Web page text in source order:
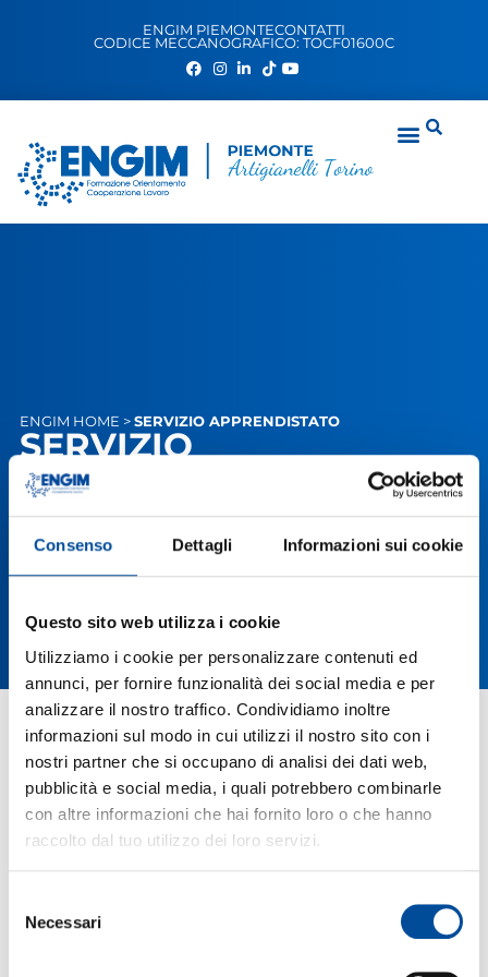
Consenso Dettagli Informazioni sui cookie
Questo sito web utilizza i cookie
Utilizziamo i cookie per personalizzare contenuti ed
annunci, per fornire funzionalità dei social media e per
analizzare il nostro traffico. Condividiamo inoltre
informazioni sul modo in cui utilizzi il nostro sito con i
nostri partner che si occupano di analisi dei dati web,
pubblicità e social media, i quali potrebbero combinarle
con altre informazioni che hai fornito loro o che hanno
raccolto dal tuo utilizzo dei loro servizi.
delNecessari
ENGIM PIEMONTECONTATTI
CODICE MECCANOGRAFICO: TOCF01600C
ENGIM HOME > SERVIZIO APPRENDISTATO
SERVIZIO
APPRENDISTATO
Lorem ipsum dolor sit amet consectetur
adipiscing elit. Quisque faucibus ex sapien vitae
pellentesque sem placerat. In id cursus mi
pretium tellus duis convallis. Tempus leo eu
aenean sed diam urna tempor. Pulvinar vivamus
fringilla lacus nec metus bibendum egestas.
Iaculis massa nisl malesuada lacinia integer nunc